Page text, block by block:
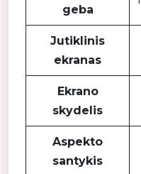
geba
Jutiklinis
ekranas
Ekrano
skydelis
Aspekto
santykis